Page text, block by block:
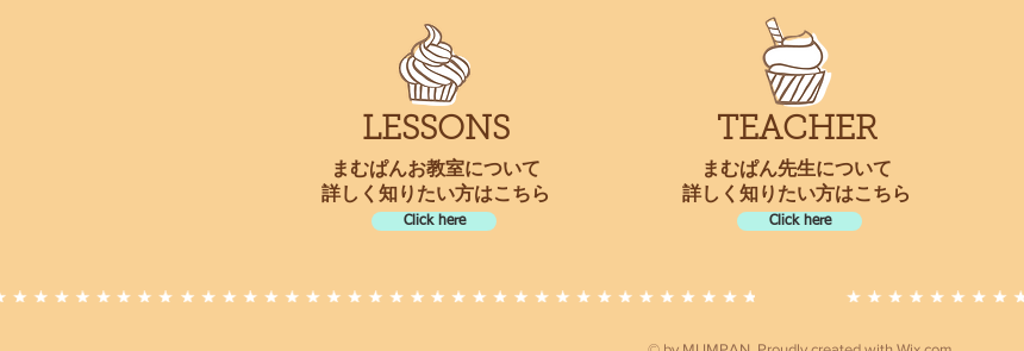
LESSONS ​TEACHER
まむぱんお教室について
​詳しく知りたい方はこちら
Click here
まむぱん先生について
​詳しく知りたい方はこちら
Click here